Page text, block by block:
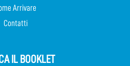
Arrivare
Contatti
IL BOOKLET